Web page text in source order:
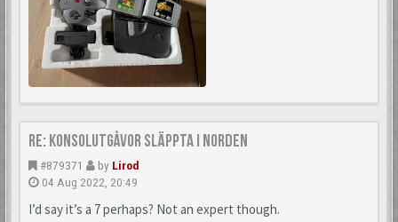
Re: Konsolutgåvor släppta i Norden
#879371 by Lirod
04 Aug 2022, 20:49
I’d say it’s a 7 perhaps? Not an expert though.